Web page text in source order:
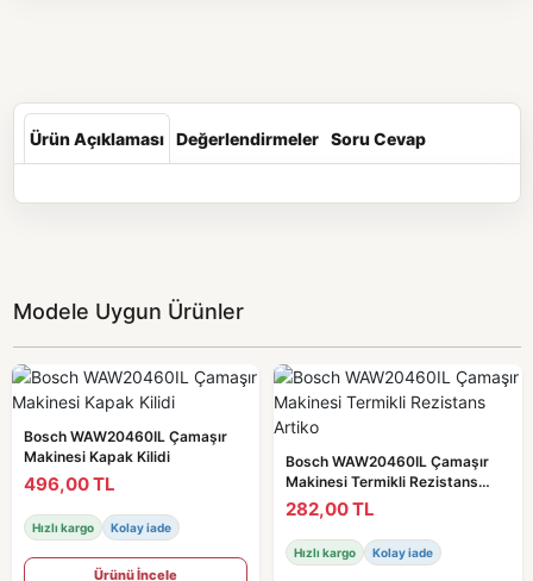
Ürün Açıklaması Değerlendirmeler Soru Cevap
Modele Uygun Ürünler
Bosch WAW20460IL Çamaşır
Makinesi Kapak Kilidi
496,00 TL
Hızlı kargo Kolay iade
Ürünü İncele
Bosch WAW20460IL Çamaşır
Makinesi Termikli Rezistans
Artiko
282,00 TL
Hızlı kargo Kolay iade